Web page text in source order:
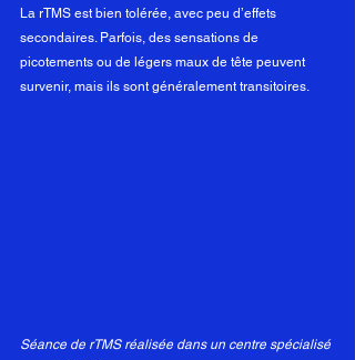
La rTMS est bien tolérée, avec peu d’effets
secondaires. Parfois, des sensations de
picotements ou de légers maux de tête peuvent
survenir, mais ils sont généralement transitoires.
Séance de rTMS réalisée dans un centre spécialisé